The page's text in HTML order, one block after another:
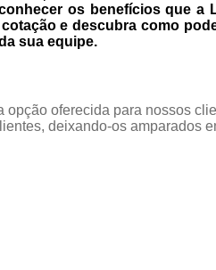
os benefícios que a
e descubra como
sua equipe.
opção oferecida para nossos
deixando-os amparados